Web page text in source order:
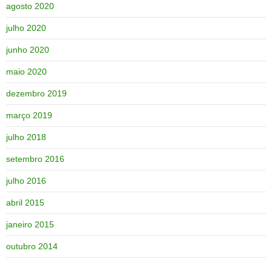
agosto 2020
julho 2020
junho 2020
maio 2020
dezembro 2019
março 2019
julho 2018
setembro 2016
julho 2016
abril 2015
janeiro 2015
outubro 2014